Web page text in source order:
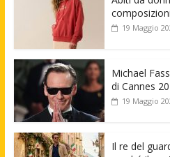
19 Maggio
Michael
di Cannes
19 Maggio
Il re del